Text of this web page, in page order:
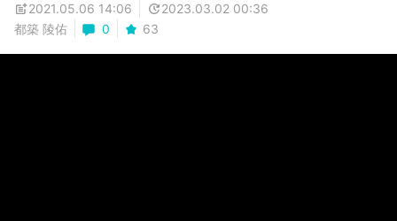
2021.05.06 14:06
2023.03.02 00:36
都築 陵佑
0 63